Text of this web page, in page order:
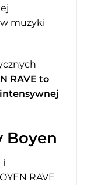
muzyki
RAVE to
Boyen
i
RAVE